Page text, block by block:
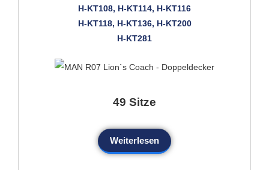
H-KT108, H-KT114, H-KT116
H-KT118, H-KT136, H-KT200
H-KT281
49 Sitze
Weiterlesen